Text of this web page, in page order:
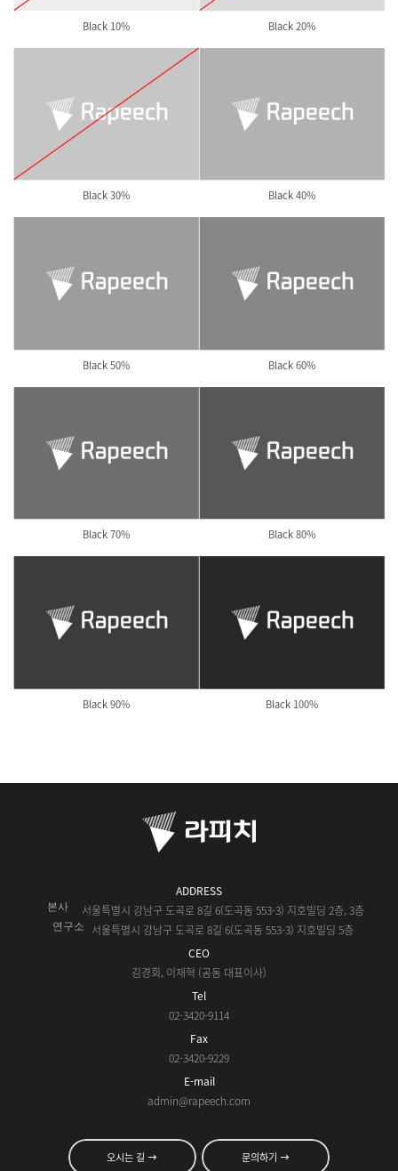
Black 10% Black 20%
Black 30% Black 40%
Black 50% Black 60%
Black 70% Black 80%
Black 90% Black 100%
ADDRESS
본사 서울특별시 강남구 도곡로 8길 6(도곡동 553-3) 지호빌딩 2층, 3층
연구소
서울특별시 강남구 도곡로 8길 6(도곡동 553-3) 지호빌딩 5층
CEO
김경회, 이재혁 (공동 대표이사)
Tel
02-3420-9114
Fax
02-3420-9229
E-mail
admin@rapeech.com
오시는 길 문의하기